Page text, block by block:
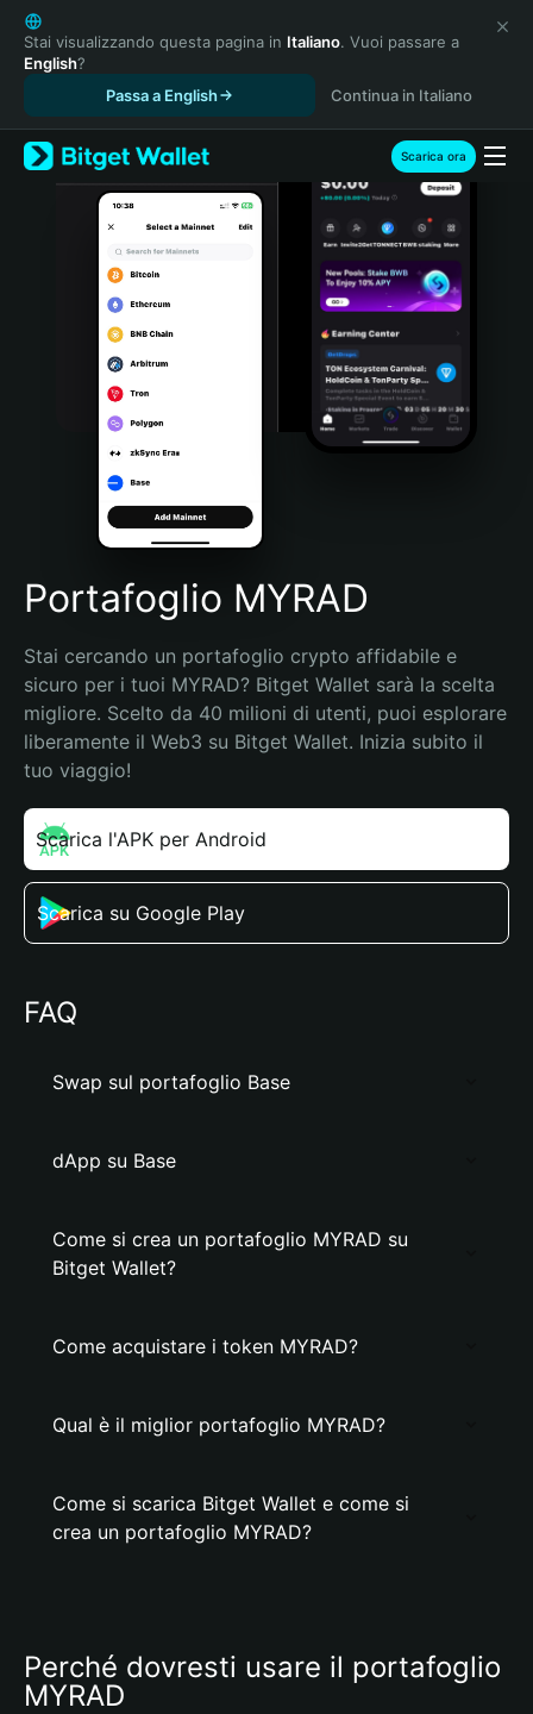
English
日本語
Tiếng Việt
Español (Latinoamérica)
Türkçe
Italiano
Português (Portugal)
Bahasa Indonesia
Português (Brasil)
Español (Argentina)
Stai visualizzando questa pagina in Italiano. Vuoi passare a
English?
Passa a English
Continua in Italiano
Scarica ora
Portafoglio MYRAD
Stai cercando un portafoglio crypto affidabile e
sicuro per i tuoi MYRAD? Bitget Wallet sarà la scelta
migliore. Scelto da 40 milioni di utenti, puoi esplorare
liberamente il Web3 su Bitget Wallet. Inizia subito il
tuo viaggio!
Scarica l'APK per Android
Scarica su Google Play
FAQ
Swap sul portafoglio Base
dApp su Base
Come si crea un portafoglio MYRAD su
Bitget Wallet?
Come acquistare i token MYRAD?
Qual è il miglior portafoglio MYRAD?
Come si scarica Bitget Wallet e come si
crea un portafoglio MYRAD?
Perché dovresti usare il portafoglio
MYRAD